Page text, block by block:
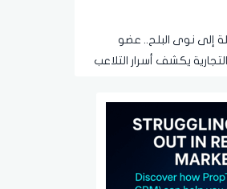
إلى نوى البلح.. عضو
يكشف أسرار التلاعب